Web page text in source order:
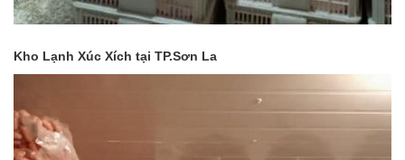
Kho Lạnh Xúc Xích tại TP.Sơn La